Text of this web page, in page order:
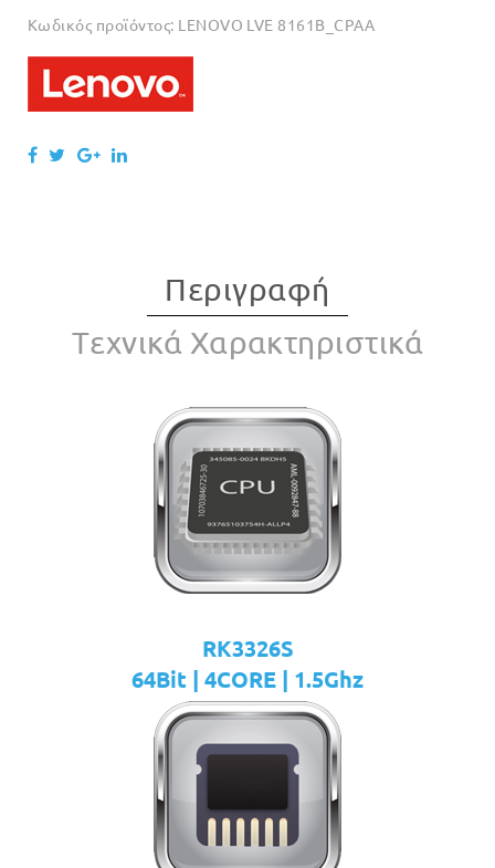
Κωδικός προϊόντος: LENOVO LVE 8161B_CPAA
Περιγραφή
Tεχνικά Χαρακτηριστικά
RK3326S
64Bit | 4CORE | 1.5Ghz